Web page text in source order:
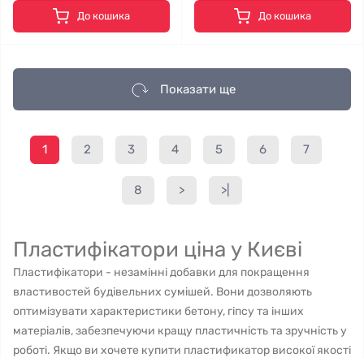
До кошика До кошика
Показати ще
1 2 3 4 5 6 7
8 > >|
Пластифікатори ціна у Києві
Пластифікатори - незамінні добавки для покращення
властивостей будівельних сумішей. Вони дозволяють
оптимізувати характеристики бетону, гіпсу та інших
матеріалів, забезпечуючи кращу пластичність та зручність у
роботі. Якщо ви хочете купити пластификатор високої якості